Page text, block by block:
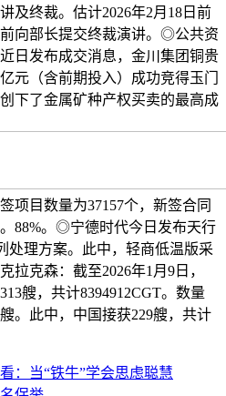
及终裁。估计2026年2月18日前
向部长提交终裁演讲。◎公共资
日发布成交消息，金川集团铜贵
元（含前期投入）成功竞得玉门
下了金属矿种产权买卖的最高成
项目数量为37157个，新签合同
88%。◎宁德时代今日发布天行
处理方案。此中，轻商低温版采
克森：截至2026年1月9日，
艘，共计8394912CGT。数量
。此中，中国接获229艘，共计
：当“铁牛”学会思虑聪慧